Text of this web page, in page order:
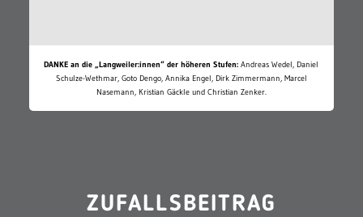
DANKE an die „Langweiler:innen“ der höheren Stufen: Andreas Wedel, Daniel
Schulze-Wethmar, Goto Dengo, Annika Engel, Dirk Zimmermann, Marcel
Nasemann, Kristian Gäckle und Christian Zenker.
ZUFALLSBEITRAG